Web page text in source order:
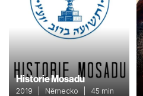
Historie Mosadu
2019 | Německo | 45 min